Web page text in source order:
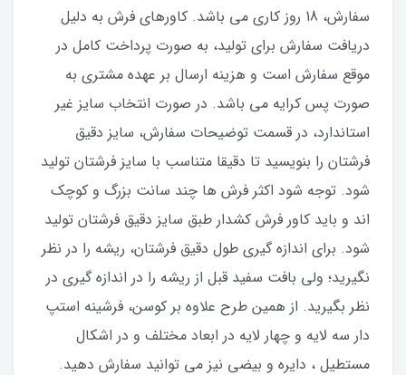
سفارش، 18 روز کاری می باشد. کاورهای فرش به دلیل
دریافت سفارش برای تولید، به صورت پرداخت کامل در
موقع سفارش است و هزینه ارسال بر عهده مشتری به
صورت پس کرایه می باشد. در صورت انتخاب سایز غیر
استاندارد، در قسمت توضیحات سفارش، سایز دقیق
فرشتان را بنویسید تا دقیقا متناسب با سایز فرشتان تولید
شود. توجه شود اکثر فرش ها چند سانت بزرگ و کوچک
اند و باید کاور فرش کشدار طبق سایز دقیق فرشتان تولید
شود. برای اندازه گیری طول دقیق فرشتان، ریشه را در نظر
نگیرید؛ ولی بافت سفید قبل از ریشه را در اندازه گیری در
نظر بگیرید. از همین طرح علاوه بر کوسن، فرشینه استپ
دار سه لایه و چهار لایه در ابعاد مختلف و در اشکال
مستطیل ، دایره و بیضی نیز می توانید سفارش دهید.